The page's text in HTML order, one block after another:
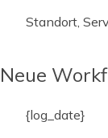
Standort,
Neue
{log_date}